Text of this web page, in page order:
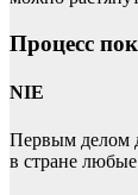
Процесс
NIE
Первым делом
в стране